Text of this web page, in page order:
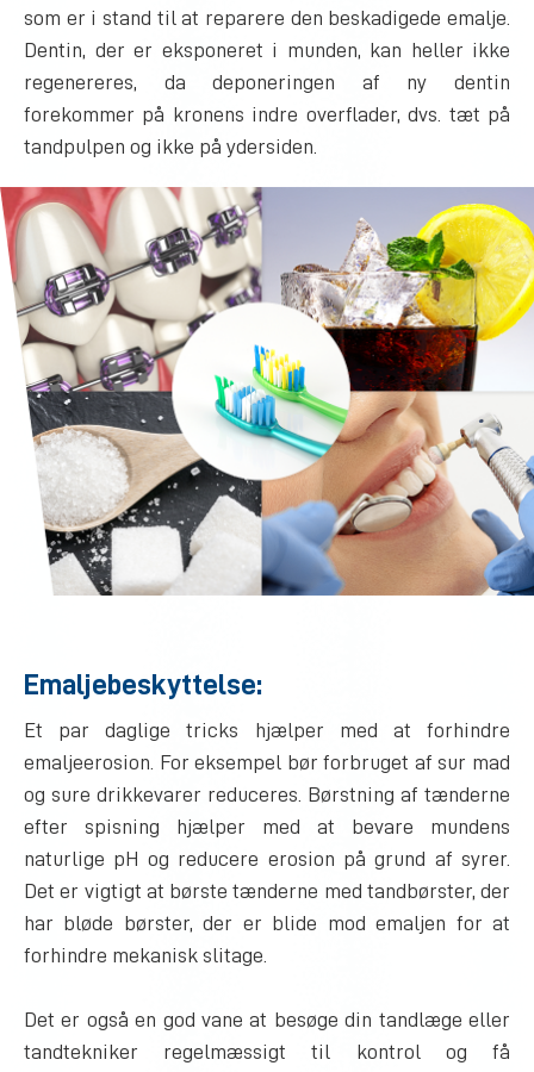
som er i stand til at reparere den beskadigede emalje.
Dentin, der er eksponeret i munden, kan heller ikke
regenereres, da deponeringen af ny dentin
forekommer på kronens indre overflader, dvs. tæt på
tandpulpen og ikke på ydersiden.
Emaljebeskyttelse:
Et par daglige tricks hjælper med at forhindre
emaljeerosion. For eksempel bør forbruget af sur mad
og sure drikkevarer reduceres. Børstning af tænderne
efter spisning hjælper med at bevare mundens
naturlige pH og reducere erosion på grund af syrer.
Det er vigtigt at børste tænderne med tandbørster, der
har bløde børster, der er blide mod emaljen for at
forhindre mekanisk slitage.
Det er også en god vane at besøge din tandlæge eller
tandtekniker regelmæssigt til kontrol og få